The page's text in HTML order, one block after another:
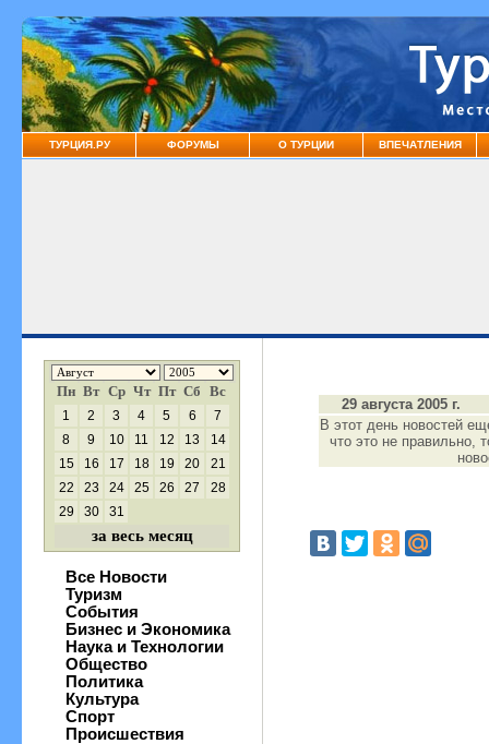
ТУРЦИЯ.РУ ФОРУМЫ О ТУРЦИИ ВПЕЧАТЛЕНИЯ
Пн Вт Ср Чт Пт Сб Вс
1 2 3 4 5 6
7
8
9 10 11 12 13
14
15
16 17 18 19 20
21
22
23 24 25 26 27
28
29
30 31
за весь месяц
Все Новости
Туризм
События
Бизнес и Экономика
Наука и Технологии
Общество
Политика
Культура
Спорт
Происшествия
29 августа 2005 г.
В этот день новостей
что это не правильно,